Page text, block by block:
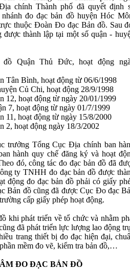
chính Thành phố đã quyết định
đo đạc bản đồ huyện Hóc
thuộc Đoàn Đo đạc Bản đồ. Sau
thành lập tại một số quận -
Quận Thủ Đức, hoạt động
Tân Bình, hoạt động từ 06/6/1998
Củ Chi, hoạt động 28/9/1998
12, hoạt động từ ngày 20/01/1999
7, hoạt động từ ngày 01/7/1999
11, hoạt động từ ngày 15/8/2000
2, hoạt động ngày 18/3/2002
trưởng Tổng Cục Địa chính ban
hành quy chế đăng ký và hoạt
đó, công tác đo đạc bản đồ đã
ty TNHH đo đạc bản đồ được
động đo đạc bản đồ phải có giấy
Bản đồ cũng đã được Cục Đo đạc
cấp giấy phép hoạt động.
khi phát triển về tổ chức và nhằm
đã phát triển lực lượng lao động
trang thiết bị đo đạc hiện đại,
mềm đo vẽ, kiểm tra bản đồ,…
ĐO ĐẠC BẢN ĐỒ